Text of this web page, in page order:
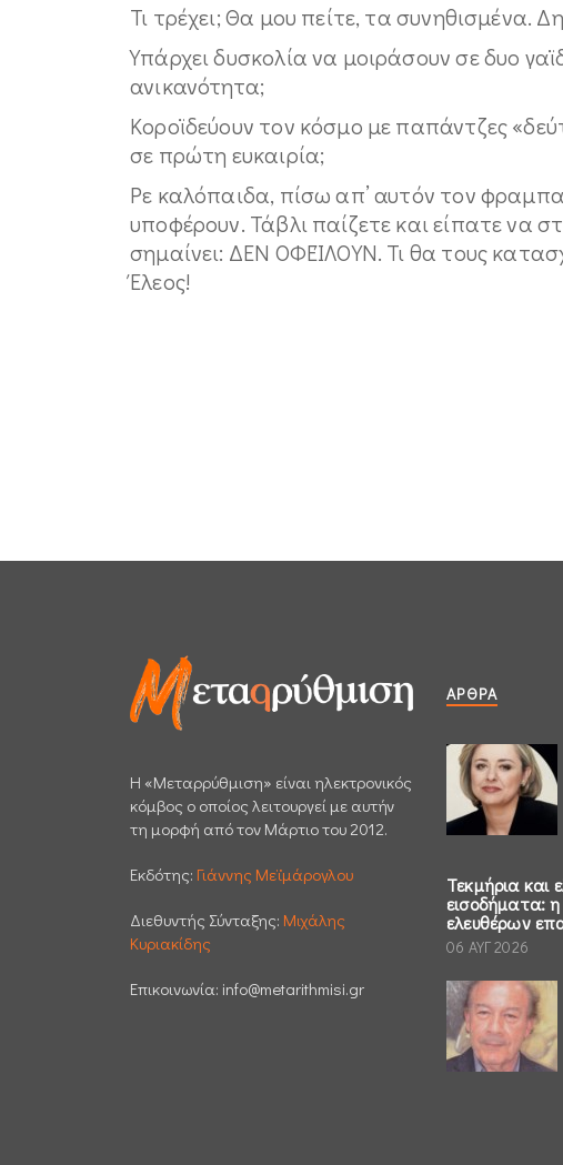
Τι τρέχει; Θα μου πείτε, τα συνηθισμένα.
Υπάρχει δυσκολία να μοιράσουν σε δυο
ανικανότητα;
Κοροϊδεύουν τον κόσμο με παπάντζες
σε πρώτη ευκαιρία;
Ρε καλόπαιδα, πίσω απ’ αυτόν τον
υποφέρουν. Τάβλι παίζετε και είπατε να
σημαίνει: ΔΕΝ ΟΦΕΊΛΟΥΝ. Τι θα τους
Έλεος!
H «Μεταρρύθμιση» είναι ηλεκτρονικός
κόμβος ο οποίος λειτουργεί με αυτήν
τη μορφή από τον Μάρτιο του 2012.
Εκδότης: Γιάννης Μεϊμάρογλου
Διεθυντής Σύνταξης: Μιχάλης
Κυριακίδης
Επικοινωνία: info@metarithmisi.gr
ΆΡΘΡΑ
Τεκμήρια και
εισοδήματα:
ελευθέρων
06 ΑΥΓ 2026